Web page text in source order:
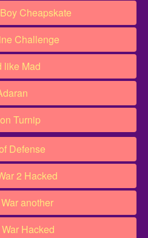
Cheapskate
Challenge
like Mad
Turnip
Defense
2 Hacked
another
Hacked